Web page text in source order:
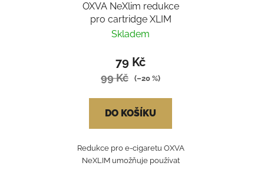
OXVA NeXlim redukce
pro cartridge XLIM
Skladem
79 Kč
99 Kč (–20 %)
DO KOŠÍKU
Redukce pro e-cigaretu OXVA
NeXLIM umožňuje používat